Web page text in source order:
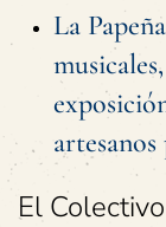
La
El